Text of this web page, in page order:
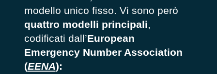
modello unico fisso. Vi sono però
quattro modelli principali,
codificati dall’European
Emergency Number Association
(EENA):